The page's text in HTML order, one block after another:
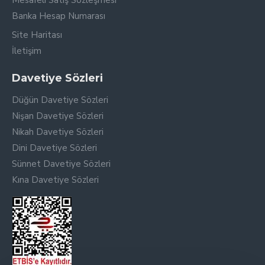
Banka Hesap Numarası
Site Haritası
İletişim
Davetiye Sözleri
Düğün Davetiye Sözleri
Nişan Davetiye Sözleri
Nikah Davetiye Sözleri
Dini Davetiye Sözleri
Sünnet Davetiye Sözleri
Kına Davetiye Sözleri